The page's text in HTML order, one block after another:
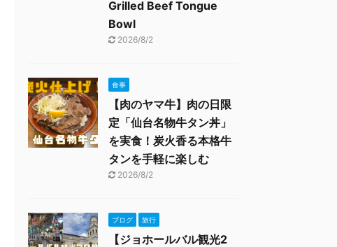
Grilled Beef Tongue
Bowl
2026/8/2
食事
【肉のヤマ牛】肉の日限
定「仙台名物牛タン丼」
を実食！炭火香る本格牛
タンを手軽に楽しむ
2026/8/2
ブログ 旅行
【ジョホールバル観光2